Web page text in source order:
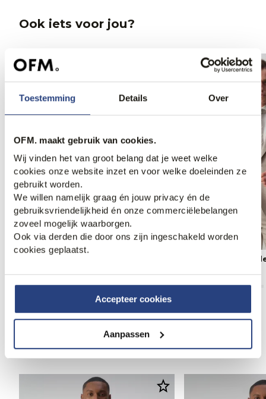
Toestemming Details Over
OFM. maakt gebruik van cookies.
Wij vinden het van groot belang dat je weet welke
cookies onze website inzet en voor welke doeleinden ze
gebruikt worden.
We willen namelijk graag én jouw privacy én de
gebruiksvriendelijkheid én onze commerciëlebelangen
zoveel mogelijk waarborgen.
Ook via derden die door ons zijn ingeschakeld worden
cookies geplaatst.
Accepteer cookies
Aanpassen
Ook iets voor jou?
349,95
299,99
Vesper Draper 2-
799,99
Anderen bekeken ook